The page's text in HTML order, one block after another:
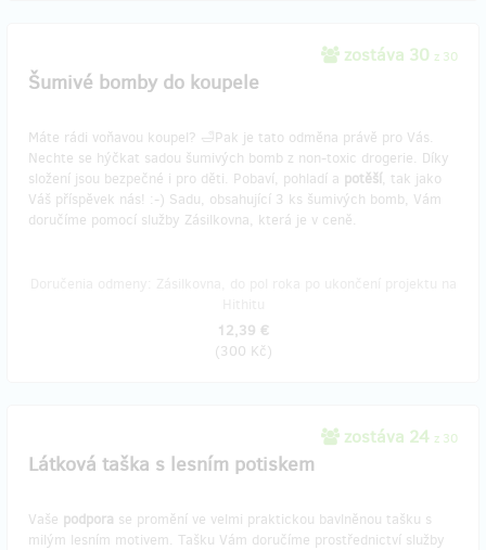
zostáva 30 z 30
Šumivé bomby do koupele
Máte rádi voňavou koupel? 🛁Pak je tato odměna právě pro Vás.
Nechte se hýčkat sadou šumivých bomb z non-toxic drogerie. Díky
složení jsou bezpečné i pro děti. Pobaví, pohladí a potěší, tak jako
Váš příspěvek nás! :-) Sadu, obsahující 3 ks šumivých bomb, Vám
doručíme pomocí služby Zásilkovna, která je v ceně.
12,39 €
(300 Kč)
zostáva 24 z 30
Látková taška s lesním potiskem
Vaše podpora se promění ve velmi praktickou bavlněnou tašku s
milým lesním motivem. Tašku Vám doručíme prostřednictví služby